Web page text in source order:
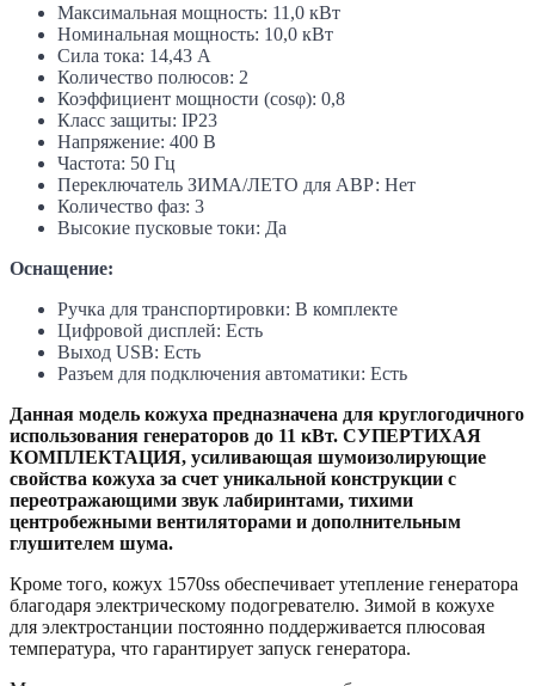
Максимальная мощность: 11,0 кВт
Номинальная мощность: 10,0 кВт
Сила тока: 14,43 А
Количество полюсов: 2
Коэффициент мощности (cosφ): 0,8
Класс защиты: IP23
Напряжение: 400 В
Частота: 50 Гц
Переключатель ЗИМА/ЛЕТО для АВР: Нет
Количество фаз: 3
Высокие пусковые токи: Да
Оснащение:
Ручка для транспортировки: В комплекте
Цифровой дисплей: Есть
Выход USB: Есть
Разъем для подключения автоматики: Есть
Данная модель кожуха предназначена для круглогодичного
использования генераторов до 11 кВт. СУПЕРТИХАЯ
КОМПЛЕКТАЦИЯ, усиливающая шумоизолирующие
свойства кожуха за счет уникальной конструкции с
переотражающими звук лабиринтами, тихими
центробежными вентиляторами и дополнительным
глушителем шума.
Кроме того, кожух 1570ss обеспечивает утепление генератора
благодаря электрическому подогревателю. Зимой в кожухе
для электростанции постоянно поддерживается плюсовая
температура, что гарантирует запуск генератора.